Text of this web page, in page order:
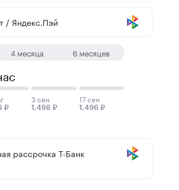
/ Яндекс.Пэй
4 месяца 6 месяцев
₽
3 сен
1,498 ₽
17 сен
1,496 ₽
рассрочка Т-Банк